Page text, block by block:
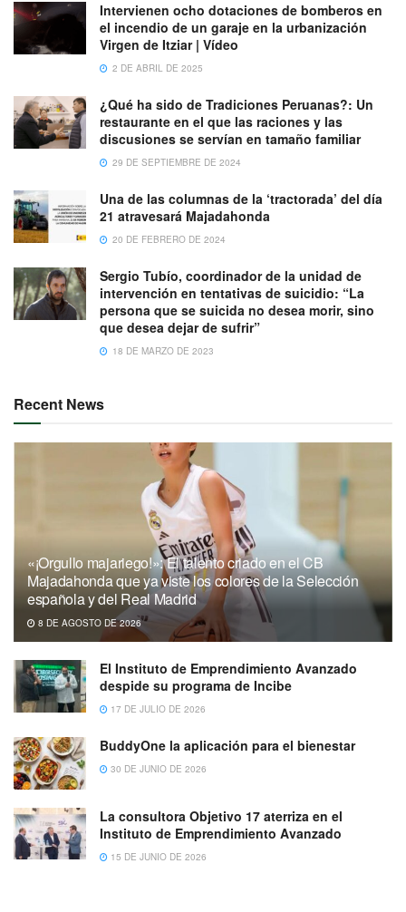
Intervienen ocho dotaciones de bomberos en
el incendio de un garaje en la urbanización
Virgen de Itziar | Vídeo
2 DE ABRIL DE 2025
¿Qué ha sido de Tradiciones Peruanas?: Un
restaurante en el que las raciones y las
discusiones se servían en tamaño familiar
29 DE SEPTIEMBRE DE 2024
Una de las columnas de la ‘tractorada’ del día
21 atravesará Majadahonda
20 DE FEBRERO DE 2024
Sergio Tubío, coordinador de la unidad de
intervención en tentativas de suicidio: “La
persona que se suicida no desea morir, sino
que desea dejar de sufrir”
18 DE MARZO DE 2023
Recent News
«¡Orgullo majariego!»: El talento criado en el CB
Majadahonda que ya viste los colores de la Selección
española y del Real Madrid
8 DE AGOSTO DE 2026
El Instituto de Emprendimiento Avanzado
despide su programa de Incibe
17 DE JULIO DE 2026
BuddyOne la aplicación para el bienestar
30 DE JUNIO DE 2026
La consultora Objetivo 17 aterriza en el
Instituto de Emprendimiento Avanzado
15 DE JUNIO DE 2026